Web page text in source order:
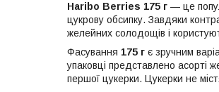
Haribo Berries 175 г — це
цукрову обсипку. Завдяки
желейних солодощів і
Фасування 175 г є зручним
упаковці представлено асорті
першої цукерки. Цукерки не